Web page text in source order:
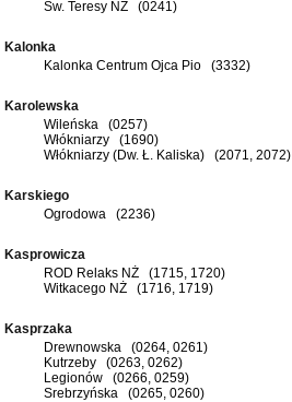
Św. Teresy NŻ (0241)
Kalonka
Kalonka Centrum Ojca Pio (3332)
Karolewska
Wileńska (0257)
Włókniarzy (1690)
Włókniarzy (Dw. Ł. Kaliska) (2071, 2072)
Karskiego
Ogrodowa (2236)
Kasprowicza
ROD Relaks NŻ (1715, 1720)
Witkacego NŻ (1716, 1719)
Kasprzaka
Drewnowska (0264, 0261)
Kutrzeby (0263, 0262)
Legionów (0266, 0259)
Srebrzyńska (0265, 0260)